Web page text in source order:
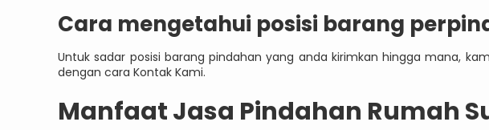
Cara mengetahui posisi barang
Untuk sadar posisi barang pindahan yang anda kirimkan hingga mana,
dengan cara Kontak Kami.
Manfaat Jasa Pindahan Rumah